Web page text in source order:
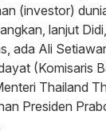
(investor)
lanjut
ada Ali
(Komisaris
Thailand
Presiden